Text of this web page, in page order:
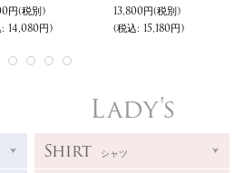
円(税別)
: 14,080円)
13,800円(税別)
(税込: 15,180円)
Lady's
Shirt シャツ